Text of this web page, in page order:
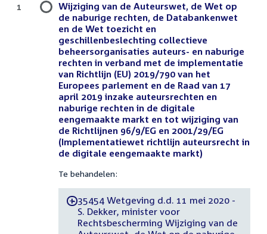
Wijziging van de Auteurswet, de Wet op
de naburige rechten, de Databankenwet
en de Wet toezicht en
geschillenbeslechting collectieve
beheersorganisaties auteurs- en naburige
rechten in verband met de implementatie
van Richtlijn (EU) 2019/790 van het
Europees parlement en de Raad van 17
april 2019 inzake auteursrechten en
naburige rechten in de digitale
eengemaakte markt en tot wijziging van
de Richtlijnen 96/9/EG en 2001/29/EG
(Implementatiewet richtlijn auteursrecht in
de digitale eengemaakte markt)
Te behandelen:
-35454 Wetgeving d.d. 11 mei 2020 -
S. Dekker, minister voor
Rechtsbescherming Wijziging van de
1